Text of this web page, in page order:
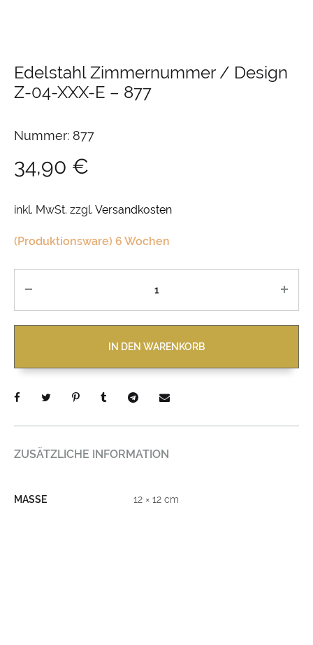
Edelstahl Zimmernummer / Design
Z-04-XXX-E – 877
Nummer: 877
34,90 €
inkl. MwSt. zzgl. Versandkosten
(Produktionsware) 6 Wochen
IN DEN WARENKORB
ZUSÄTZLICHE INFORMATION
MASSE 12 × 12 cm